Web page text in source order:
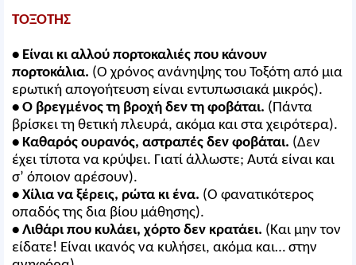
ΤΟΞΟΤΗΣ
• Είναι κι αλλού πορτοκαλιές που κάνουν
πορτοκάλια. (Ο χρόνος ανάνηψης του Τοξότη από μια
ερωτική απογοήτευση είναι εντυπωσιακά μικρός).
• Ο βρεγμένος τη βροχή δεν τη φοβάται. (Πάντα
βρίσκει τη θετική πλευρά, ακόμα και στα χειρότερα).
• Καθαρός ουρανός, αστραπές δεν φοβάται. (Δεν
έχει τίποτα να κρύψει. Γιατί άλλωστε; Αυτά είναι και
σ’ όποιον αρέσουν).
• Χίλια να ξέρεις, ρώτα κι ένα. (Ο φανατικότερος
οπαδός της δια βίου μάθησης).
• Λιθάρι που κυλάει, χόρτο δεν κρατάει. (Και μην τον
είδατε! Είναι ικανός να κυλήσει, ακόμα και… στην